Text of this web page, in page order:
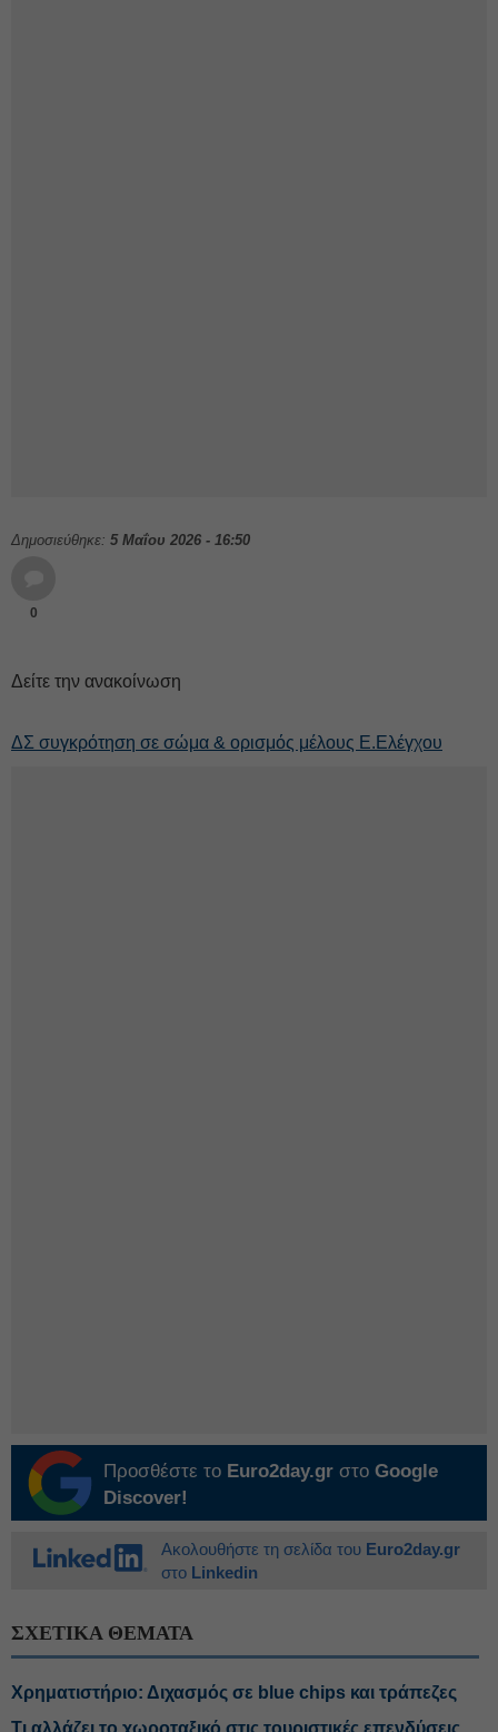
Δημοσιεύθηκε: 5 Μαΐου 2026 - 16:50
0
Δείτε την ανακοίνωση
ΔΣ συγκρότηση σε σώμα & ορισμός μέλους Ε.Ελέγχου
Προσθέστε το Euro2day.gr στο Google
Discover!
Ακολουθήστε τη σελίδα του Euro2day.gr
στο Linkedin
ΣΧΕΤΙΚΑ ΘΕΜΑΤΑ
Χρηματιστήριο: Διχασμός σε blue chips και τράπεζες
Τι αλλάζει το χωροταξικό στις τουριστικές επενδύσεις